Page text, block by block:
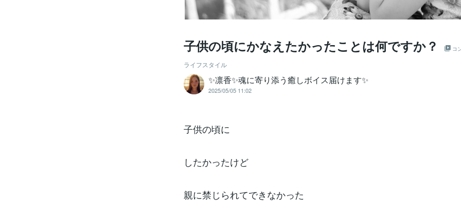
子供の頃にかなえたかったことは何ですか？ コ
ライフスタイル
✨凛香✨魂に寄り添う癒しボイス届けます✨
2025/05/05 11:02
子供の頃に
したかったけど
親に禁じられてできなかった